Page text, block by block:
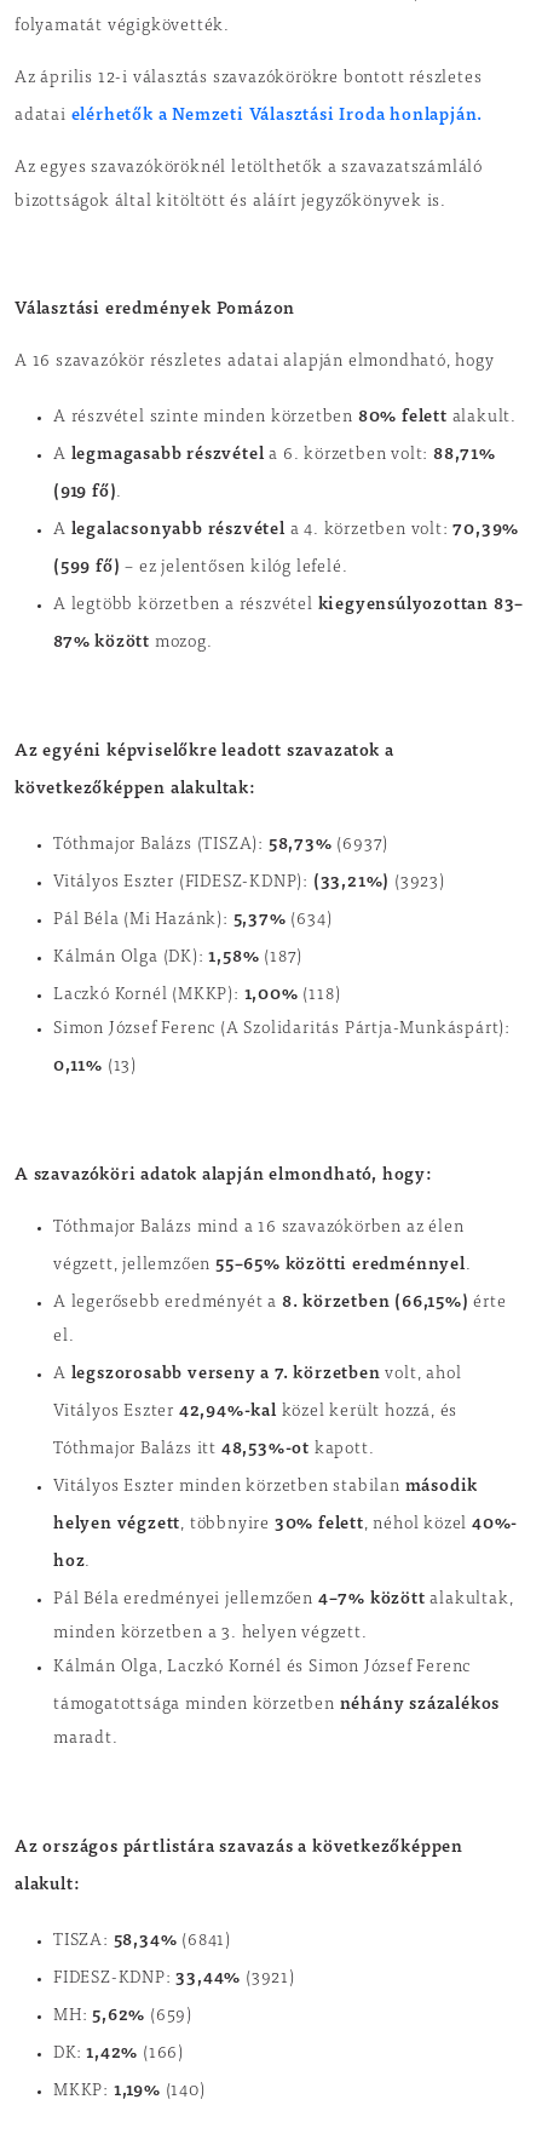
folyamatát végigkövették.
Az április 12-i választás szavazókörökre bontott részletes
adatai elérhetők a Nemzeti Választási Iroda honlapján.
Az egyes szavazóköröknél letölthetők a szavazatszámláló
bizottságok által kitöltött és aláírt jegyzőkönyvek is.
Választási eredmények Pomázon
A 16 szavazókör részletes adatai alapján elmondható, hogy
A részvétel szinte minden körzetben 80% felett alakult.
A legmagasabb részvétel a 6. körzetben volt:88,71%
(919 fő).
A legalacsonyabb részvétel a 4. körzetben volt:70,39%
(599 fő) – ez jelentősen kilóg lefelé.
A legtöbb körzetben a részvétel kiegyensúlyozottan 83–
87% között mozog.
Az egyéni képviselőkre leadott szavazatok a
következőképpen alakultak:
Tóthmajor Balázs (TISZA): 58,73% (6937)
Vitályos Eszter (FIDESZ-KDNP): (33,21%) (3923)
Pál Béla (Mi Hazánk): 5,37% (634)
Kálmán Olga (DK):1,58% (187)
Laczkó Kornél (MKKP): 1,00% (118)
Simon József Ferenc (A Szolidaritás Pártja-Munkáspárt):
0,11% (13)
A szavazóköri adatok alapján elmondható, hogy:
Tóthmajor Balázs mind a 16 szavazókörben az élen
végzett, jellemzően55–65% közötti eredménnyel.
A legerősebb eredményét a 8. körzetben (66,15%) érte
el.
A legszorosabb verseny a 7. körzetben volt, ahol
Vitályos Eszter 42,94%-kal közel került hozzá, és
Tóthmajor Balázs itt 48,53%-ot kapott.
Vitályos Eszter minden körzetben stabilan második
helyen végzett, többnyire 30% felett, néhol közel40%-
hoz.
Pál Béla eredményei jellemzően 4–7% között alakultak,
minden körzetben a 3. helyen végzett.
Kálmán Olga, Laczkó Kornél és Simon József Ferenc
támogatottsága minden körzetben néhány százalékos
maradt.
Az országos pártlistára szavazás a következőképpen
alakult:
TISZA: 58,34% (6841)
FIDESZ-KDNP:33,44% (3921)
MH:5,62% (659)
DK:1,42% (166)
MKKP: 1,19% (140)